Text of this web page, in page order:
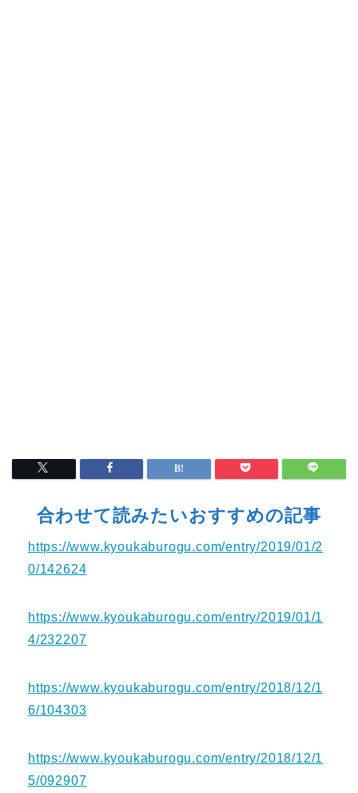
合わせて読みたいおすすめの記事
https://www.kyoukaburogu.com/entry/2019/01/2
0/142624
https://www.kyoukaburogu.com/entry/2019/01/1
4/232207
https://www.kyoukaburogu.com/entry/2018/12/1
6/104303
https://www.kyoukaburogu.com/entry/2018/12/1
5/092907